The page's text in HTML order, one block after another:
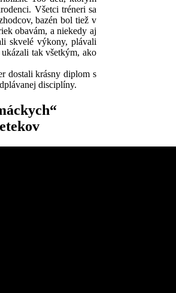
Všetci tréneri sa
bazén bol tiež v
obavám, a niekedy aj
skvelé výkony, plávali
tak všetkým, ako
dostali krásny diplom s
disciplíny.